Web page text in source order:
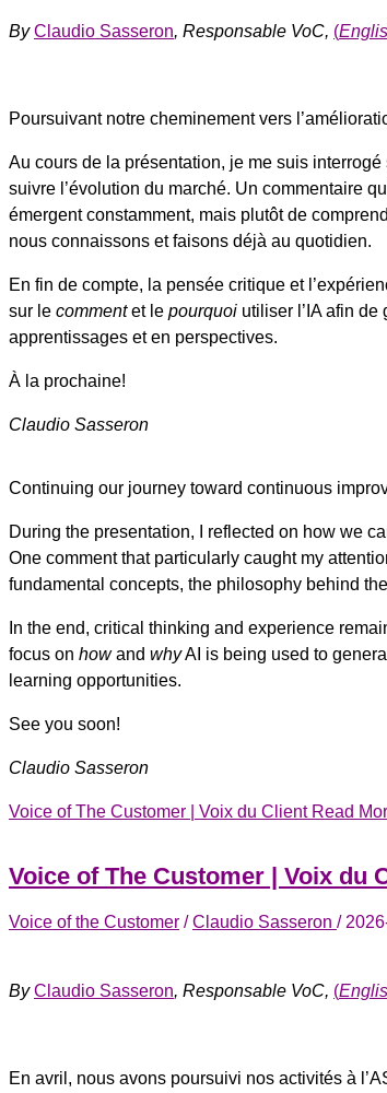
ByClaudio Sasseron, Responsable VoC, (
Poursuivant notre cheminement vers
Au cours de la présentation, je me suis
suivre l’évolution du marché. Un commentaire
émergent constamment, mais plutôt de
nous connaissons et faisons déjà au quotidien.
En fin de compte, la pensée critique et
sur le commentet le pourquoi utiliser l’IA afin
apprentissages et en perspectives.
À la prochaine!
Claudio Sasseron
Continuing our journey toward continuous
During the presentation, I reflected on how we
One comment that particularly caught my
fundamental concepts, the philosophy behind
In the end, critical thinking and experience
focus on howand whyAI is being used to
learning opportunities.
See you soon!
Claudio Sasseron
Voice of The Customer | Voix du ClientRead
Voice of The Customer | Voix du
Voice of the Customer /Claudio Sasseron /
ByClaudio Sasseron, Responsable VoC, (
En avril, nous avons poursuivi nos activités à